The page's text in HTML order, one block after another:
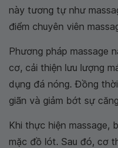
này tương tự như
điểm chuyên viên
Phương pháp massage
cơ, cải thiện lưu lượng
dụng đá nóng. Đồng
giãn và giảm bớt sự
Khi thực hiện massage,
mặc đồ lót. Sau đó, cơ